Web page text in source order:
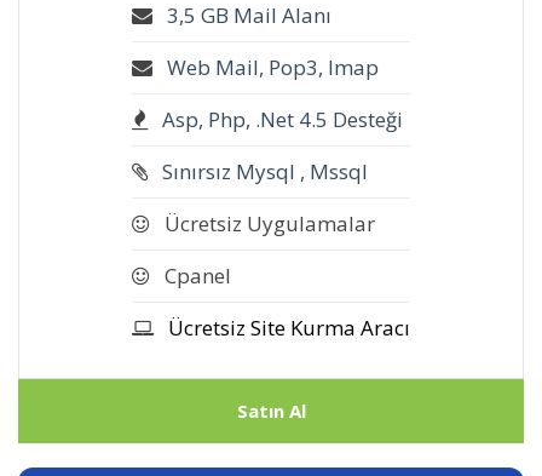
3,5 GB Mail Alanı
Web Mail, Pop3, Imap
Asp, Php, .Net 4.5 Desteği
Sınırsız Mysql , Mssql
Ücretsiz Uygulamalar
Cpanel
Ücretsiz Site Kurma Aracı
Satın Al